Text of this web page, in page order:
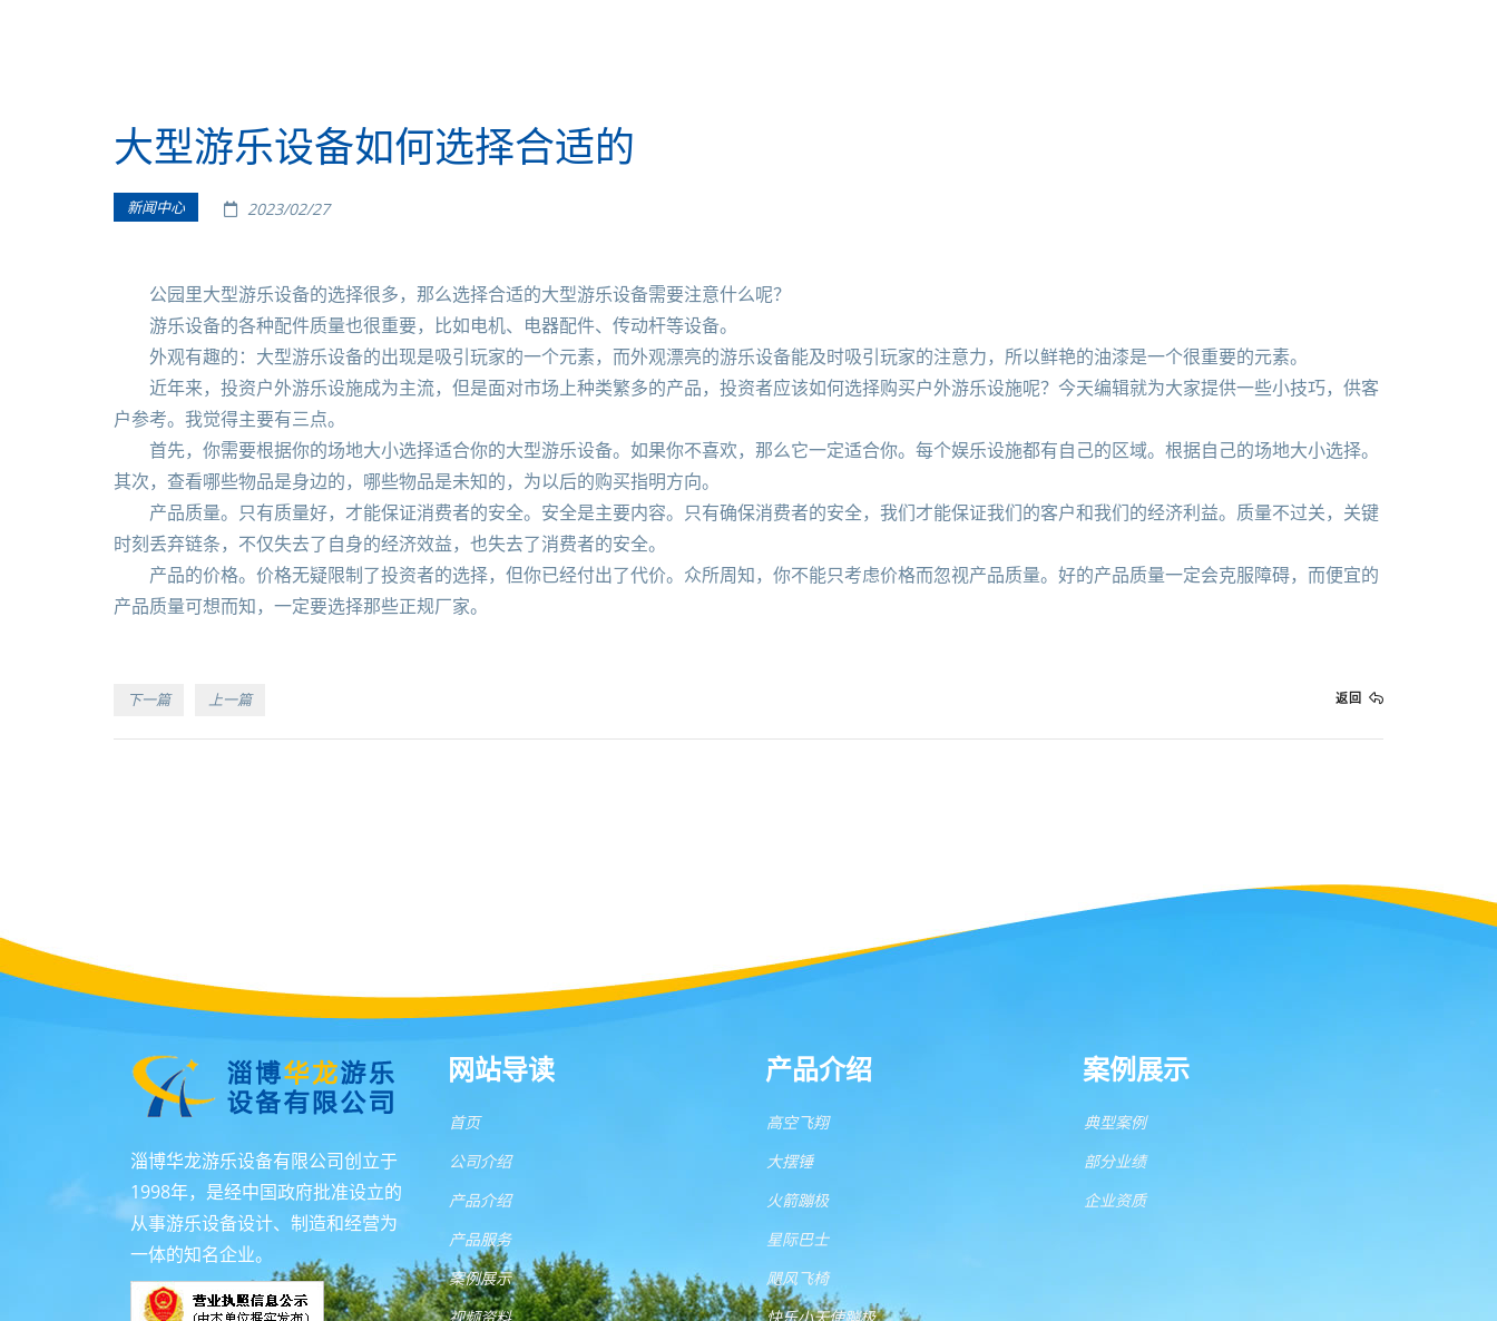
大型游乐设备如何选择合适的
新闻中心 2023/02/27
公园里大型游乐设备的选择很多，那么选择合适的大型游乐设备需要注意什么呢？
游乐设备的各种配件质量也很重要，比如电机、电器配件、传动杆等设备。
外观有趣的：大型游乐设备的出现是吸引玩家的一个元素，而外观漂亮的游乐设备能及时吸引玩家的注意力，所以鲜艳的油漆是一个很重要的元素。
近年来，投资户外游乐设施成为主流，但是面对市场上种类繁多的产品，投资者应该如何选择购买户外游乐设施呢？今天编辑就为大家提供一些小技巧，供客
户参考。我觉得主要有三点。
首先，你需要根据你的场地大小选择适合你的大型游乐设备。如果你不喜欢，那么它一定适合你。每个娱乐设施都有自己的区域。根据自己的场地大小选择。
其次，查看哪些物品是身边的，哪些物品是未知的，为以后的购买指明方向。
产品质量。只有质量好，才能保证消费者的安全。安全是主要内容。只有确保消费者的安全，我们才能保证我们的客户和我们的经济利益。质量不过关，关键
时刻丢弃链条，不仅失去了自身的经济效益，也失去了消费者的安全。
产品的价格。价格无疑限制了投资者的选择，但你已经付出了代价。众所周知，你不能只考虑价格而忽视产品质量。好的产品质量一定会克服障碍，而便宜的
产品质量可想而知，一定要选择那些正规厂家。
下一篇 上一篇 返回
淄博华龙游乐设备有限公司创立于
1998年，是经中国政府批准设立的
从事游乐设备设计、制造和经营为
一体的知名企业。
网站导读
首页
公司介绍
产品介绍
产品服务
案例展示
产品介绍
高空飞翔
大摆锤
火箭蹦极
星际巴士
飓风飞椅
案例展示
典型案例
部分业绩
企业资质